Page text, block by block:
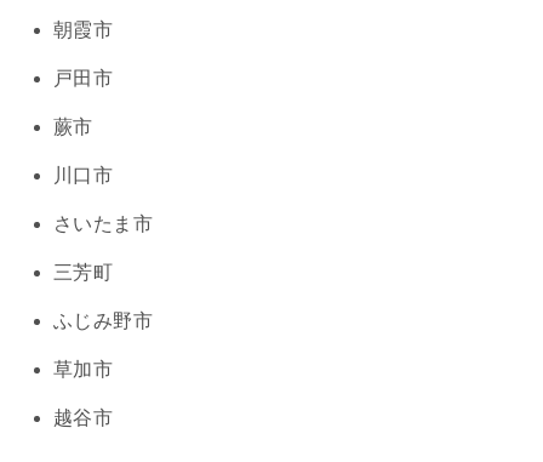
朝霞市
戸田市
蕨市
川口市
さいたま市
三芳町
ふじみ野市
草加市
越谷市